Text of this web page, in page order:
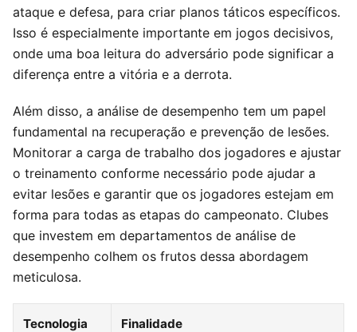
ataque e defesa, para criar planos táticos específicos.
Isso é especialmente importante em jogos decisivos,
onde uma boa leitura do adversário pode significar a
diferença entre a vitória e a derrota.
Além disso, a análise de desempenho tem um papel
fundamental na recuperação e prevenção de lesões.
Monitorar a carga de trabalho dos jogadores e ajustar
o treinamento conforme necessário pode ajudar a
evitar lesões e garantir que os jogadores estejam em
forma para todas as etapas do campeonato. Clubes
que investem em departamentos de análise de
desempenho colhem os frutos dessa abordagem
meticulosa.
Tecnologia Finalidade